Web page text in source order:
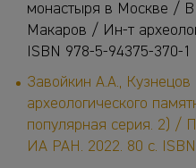
монастыря в Москве /
Макаров / Ин-т
ISBN 978-5-94375-370-1
Завойкин А.А.,
археологического
популярная серия. 2) /
ИА РАН. 2022. 80 с.